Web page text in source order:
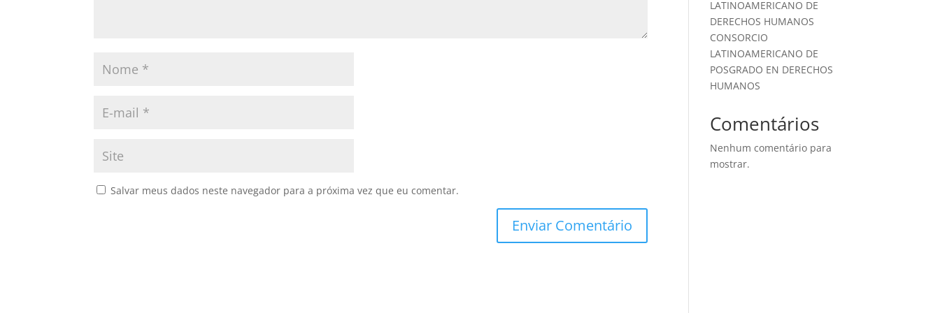
Salvar meus dados neste navegador para a próxima vez que eu comentar.
LATINOAMERICANO DE
DERECHOS HUMANOS
CONSORCIO
LATINOAMERICANO DE
POSGRADO EN DERECHOS
HUMANOS
Comentários
Nenhum comentário para
mostrar.